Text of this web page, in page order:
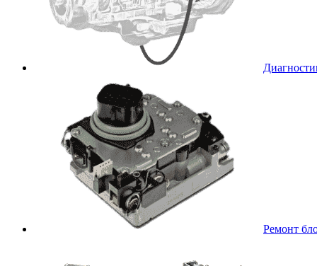
Ремонт